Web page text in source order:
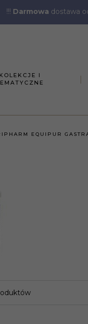
!!! Darmowa dostawa
KOLEKCJE I
EQUIPUR